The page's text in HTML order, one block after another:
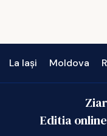
La Iași Moldova
Editia